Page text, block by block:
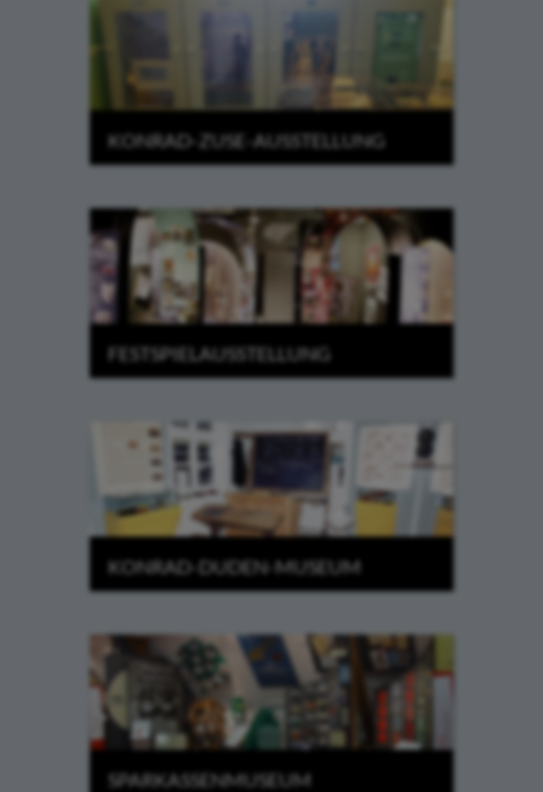
KONRAD-ZUSE-AUSSTELLUNG
FESTSPIELAUSSTELLUNG
KONRAD-DUDEN-MUSEUM
SPARKASSENMUSEUM